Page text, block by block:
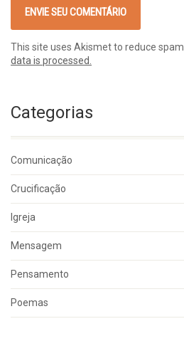
This site uses Akismet to reduce spam.
data is processed.
Categorias
Comunicação
Crucificação
Igreja
Mensagem
Pensamento
Poemas